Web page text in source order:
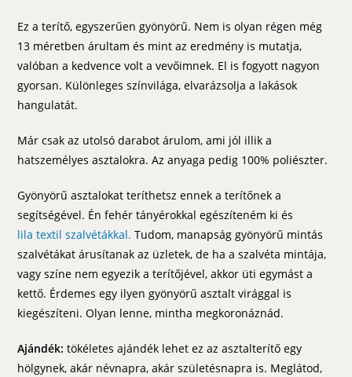
Ez a terítő, egyszerűen gyönyörű. Nem is olyan régen még
13 méretben árultam és mint az eredmény is mutatja,
valóban a kedvence volt a vevőimnek. El is fogyott nagyon
gyorsan. Különleges színvilága, elvarázsolja a lakások
hangulatát.
Már csak az utolsó darabot árulom, ami jól illik a
hatszemélyes asztalokra. Az anyaga pedig 100% poliészter.
Gyönyörű asztalokat teríthetsz ennek a terítőnek a
segítségével. Én fehér tányérokkal egészíteném ki és
lila textil szalvétákkal. Tudom, manapság gyönyörű mintás
szalvétákat árusítanak az üzletek, de ha a szalvéta mintája,
vagy színe nem egyezik a terítőjével, akkor üti egymást a
kettő. Érdemes egy ilyen gyönyörű asztalt virággal is
kiegészíteni. Olyan lenne, mintha megkoronáznád.
Ajándék: tökéletes ajándék lehet ez az asztalterítő egy
hölgynek, akár névnapra, akár születésnapra is. Meglátod,